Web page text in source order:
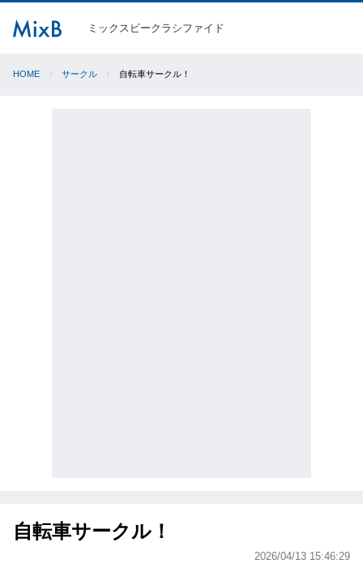
ミックスビークラシファイド
HOME サークル 自転車サークル！
自転車サークル！
2026/04/13 15:46:29